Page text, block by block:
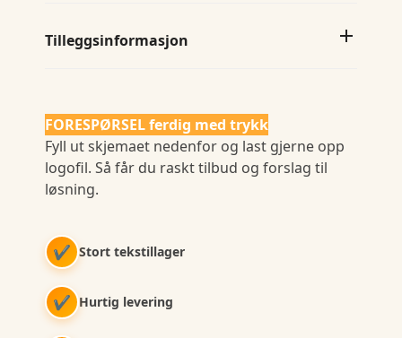
Tilleggsinformasjon
FORESPØRSEL ferdig med trykk
Fyll ut skjemaet nedenfor og last gjerne opp
logofil. Så får du raskt tilbud og forslag til
løsning.
✔ Stort tekstillager
✔ Hurtig levering